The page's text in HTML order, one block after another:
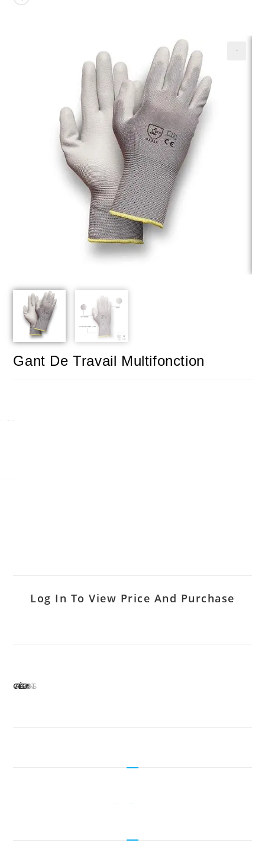
Gant De Travail Multifonction
Log In To View Price And Purchase
CATÉGORIE :GANTS